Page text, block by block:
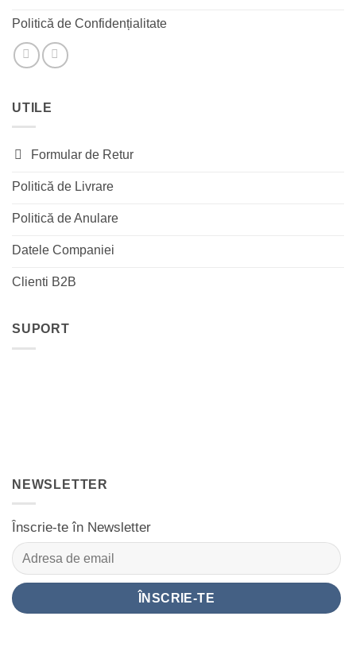
Politică de Confidențialitate
UTILE
Formular de Retur
Politică de Livrare
Politică de Anulare
Datele Companiei
Clienti B2B
SUPORT
NEWSLETTER
Înscrie-te în Newsletter